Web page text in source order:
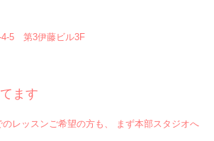
4-5 第3伊藤ビル3F
ます
レッスンご希望の方も、 まず本部スタジオへ